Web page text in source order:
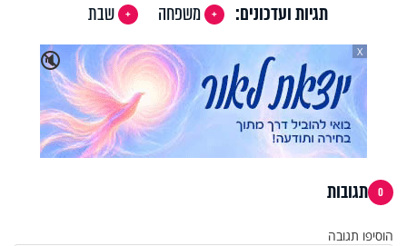
תגיות ועדכונים: משפחה
שבת
🔇
X
0 תגובות
הוסיפו תגובה